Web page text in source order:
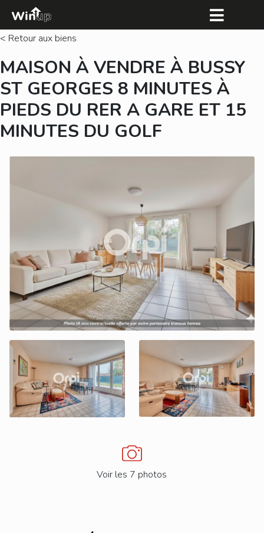
< Retour aux biens
MAISON À VENDRE À BUSSY
ST GEORGES 8 MINUTES À
PIEDS DU RER A GARE ET 15
MINUTES DU GOLF
Voir les 7 photos